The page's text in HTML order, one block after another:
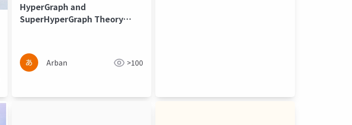
HyperGraph and
SuperHyperGraph Theory
Arban >100